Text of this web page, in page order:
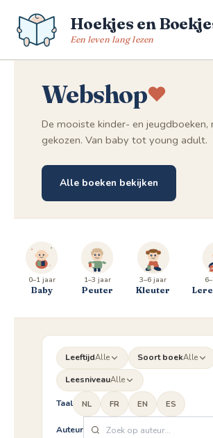
naar
Hoekjes en
Een leven lang lezen
Webshop
De mooiste kinder- en jeugdboeken,
gekozen. Van baby tot young adult.
Alle boeken bekijken
0–1 jaar
Baby
1–3 jaar
Peuter
3–6 jaar
Kleuter
LeeftijdAlle Soort boekAlle
LeesniveauAlle
Taal NL FR EN ES
Auteur